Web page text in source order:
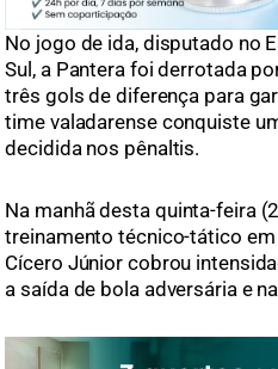
No jogo de ida, disputado no
Sul, a Pantera foi derrotada
três gols de diferença para
time valadarense conquiste
decidida nos pênaltis.
Na manhã desta quinta-feira
treinamento técnico-tático
Cícero Júnior cobrou
a saída de bola adversária e